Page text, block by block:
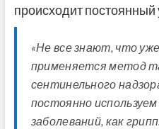
происходит постоянный
«Не все знают, что
применяется метод
сентинельного
постоянно
заболеваний, как